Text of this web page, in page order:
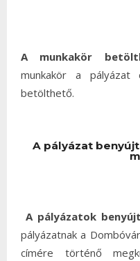
A munkakör
munkakör a pályázat
betölthető.
A pályázat
A pályázatok
pályázatnak a
címére történő